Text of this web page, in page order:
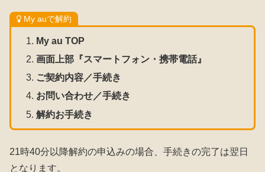
My auで解約
My au TOP
画面上部『スマートフォン・携帯電話』
ご契約内容／手続き
お問い合わせ／手続き
解約お手続き
21時40分以降解約の申込みの場合、手続きの完了は翌日
となります。